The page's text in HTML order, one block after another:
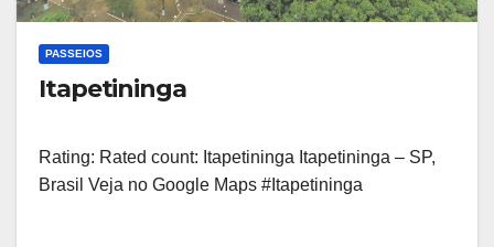
PASSEIOS
Itapetininga
Rating: Rated count: Itapetininga Itapetininga – SP,
Brasil Veja no Google Maps #Itapetininga